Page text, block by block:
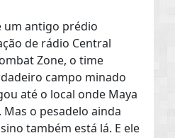
um antigo prédio
de rádio Central
Zone, o time
campo minado
até o local onde Maya
o pesadelo ainda
também está lá. E ele